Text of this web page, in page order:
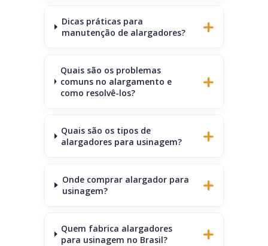
Dicas práticas para
manutenção de alargadores?
Quais são os problemas
comuns no alargamento e
como resolvê-los?
Quais são os tipos de
alargadores para usinagem?
Onde comprar alargador para
usinagem?
Quem fabrica alargadores
para usinagem no Brasil?